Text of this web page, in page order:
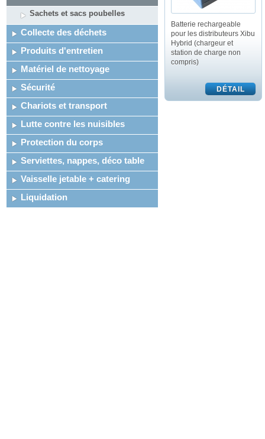
Sachets et sacs poubelles
Collecte des déchets
Produits d'entretien
Matériel de nettoyage
Sécurité
Chariots et transport
Lutte contre les nuisibles
Protection du corps
Serviettes, nappes, déco table
Vaisselle jetable + catering
Liquidation
Batterie rechargeable
pour les distributeurs Xibu
Hybrid (chargeur et
station de charge non
compris)